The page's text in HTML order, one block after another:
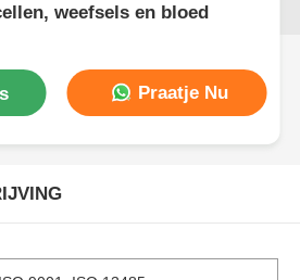
weefsels en bloed
Praatje Nu